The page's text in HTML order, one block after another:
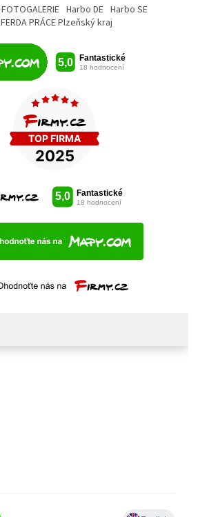
FOTOGALERIE Harbo DE Harbo SE
FERDA PRÁCE Plzeňský kraj